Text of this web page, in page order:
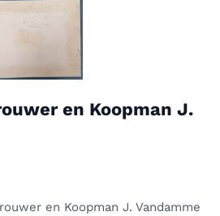
en Koopman J.
en Koopman J. Vandamme